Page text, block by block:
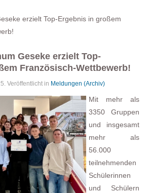
erzielt Top-Ergebnis in großem
Geseke erzielt Top-
Französisch-Wettbewerb!
. Veröffentlicht in Meldungen (Archiv)
Mit mehr als
3350 Gruppen
und insgesamt
mehr als
56.000
teilnehmenden
Schülerinnen
und Schülern